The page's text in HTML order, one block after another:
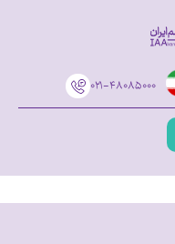
۰۲۱-۴۸۰۸۵۰۰۰